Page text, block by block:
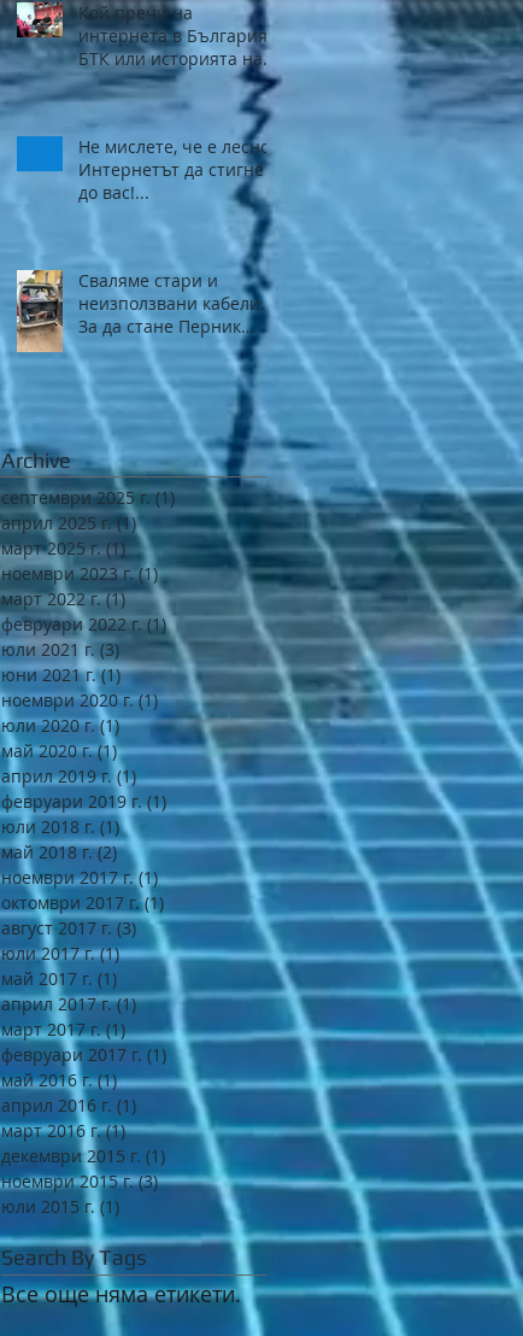
Кой пречи на
интернета в България.
БТК или историята на
един грабеж - част 1.
Не мислете, че е лесно
Интернетът да стигне
до вас!...
Сваляме стари и
неизползвани кабели.
За да стане Перник
един по-приветлив
град.
Archive
септември 2025 г. (1) 1 публикация
април 2025 г. (1)1 публикация
март 2025 г. (1)1 публикация
ноември 2023 г. (1)1 публикация
март 2022 г. (1)1 публикация
февруари 2022 г. (1)1 публикация
юли 2021 г. (3) 3 публикации
юни 2021 г. (1)1 публикация
ноември 2020 г. (1)1 публикация
юли 2020 г. (1)1 публикация
май 2020 г. (1)1 публикация
април 2019 г. (1)1 публикация
февруари 2019 г. (1)1 публикация
юли 2018 г. (1)1 публикация
май 2018 г. (2)2 публикации
ноември 2017 г. (1)1 публикация
октомври 2017 г. (1) 1 публикация
август 2017 г. (3)3 публикации
юли 2017 г. (1)1 публикация
май 2017 г. (1) 1 публикация
април 2017 г. (1)1 публикация
март 2017 г. (1)1 публикация
февруари 2017 г. (1) 1 публикация
май 2016 г. (1)1 публикация
април 2016 г. (1) 1 публикация
март 2016 г. (1)1 публикация
декември 2015 г. (1) 1 публикация
ноември 2015 г. (3)3 публикации
юли 2015 г. (1) 1 публикация
Search By Tags
Все още няма етикети.